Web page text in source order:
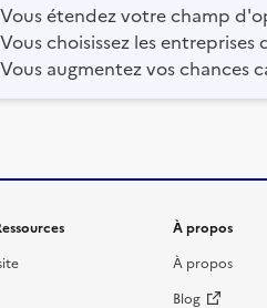
Vous étendez votre champ
Vous choisissez les
Vous augmentez vos chances
et liens
À propos
À propos
Blog